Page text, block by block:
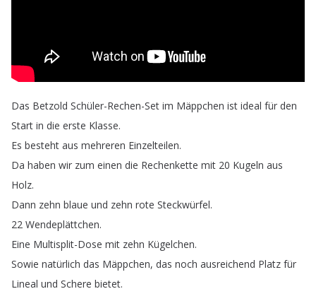
Das Betzold Schüler-Rechen-Set im Mäppchen ist ideal für den
Start in die erste Klasse.
Es besteht aus mehreren Einzelteilen.
Da haben wir zum einen die Rechenkette mit 20 Kugeln aus
Holz.
Dann zehn blaue und zehn rote Steckwürfel.
22 Wendeplättchen.
Eine Multisplit-Dose mit zehn Kügelchen.
Sowie natürlich das Mäppchen, das noch ausreichend Platz für
Lineal und Schere bietet.